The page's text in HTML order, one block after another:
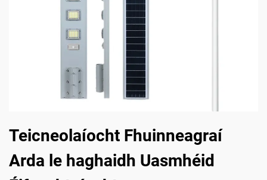
Teicneolaíocht Fhuinneagraí
Arda le haghaidh Uasmhéid